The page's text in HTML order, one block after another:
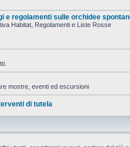
e regolamenti sulle orchidee
Habitat, Regolamenti e Liste Rosse
mostre, eventi ed escursioni
di tutela